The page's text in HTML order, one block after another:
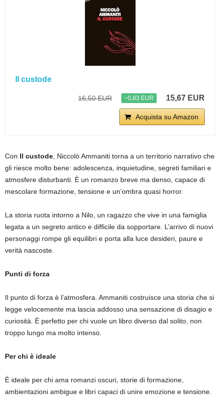
Il custode
16,50 EUR −0,83 EUR 15,67 EUR
Acquista su Amazon
Con Il custode, Niccolò Ammaniti torna a un territorio narrativo che
gli riesce molto bene: adolescenza, inquietudine, segreti familiari e
atmosfere disturbanti. È un romanzo breve ma denso, capace di
mescolare formazione, tensione e un’ombra quasi horror.
La storia ruota intorno a Nilo, un ragazzo che vive in una famiglia
legata a un segreto antico e difficile da sopportare. L’arrivo di nuovi
personaggi rompe gli equilibri e porta alla luce desideri, paure e
verità nascoste.
Punti di forza
Il punto di forza è l’atmosfera. Ammaniti costruisce una storia che si
legge velocemente ma lascia addosso una sensazione di disagio e
curiosità. È perfetto per chi vuole un libro diverso dal solito, non
troppo lungo ma molto intenso.
Per chi è ideale
È ideale per chi ama romanzi oscuri, storie di formazione,
ambientazioni ambigue e libri capaci di unire emozione e tensione.